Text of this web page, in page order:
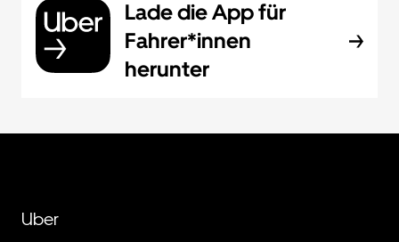
Lade die App für
Fahrer*innen
herunter
Uber